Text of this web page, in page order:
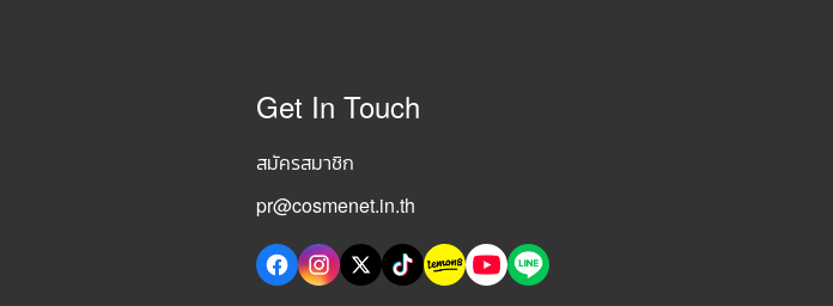
Get In Touch
สมัครสมาชิก
pr@cosmenet.in.th